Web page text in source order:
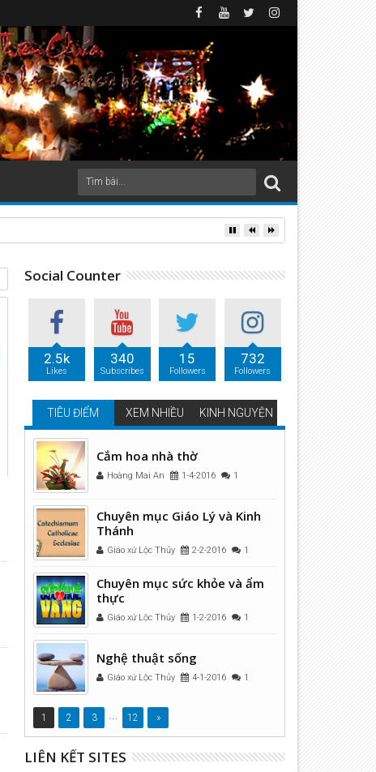
Social Counter
2.5k
Likes
340
Subscribes
15
Followers
732
Followers
TIÊU ĐIỂM XEM NHIỀU KINH NGUYỆN
Cắm hoa nhà thờ
Hoàng Mai An 1-4-2016 1
Chuyên mục Giáo Lý và Kinh
Thánh
Giáo xứ Lộc Thủy 2-2-2016 1
Chuyên mục sức khỏe và ẩm
thực
Giáo xứ Lộc Thủy 1-2-2016 1
Nghệ thuật sống
Giáo xứ Lộc Thủy 4-1-2016 1
1 2 3 ... 12 »
LIÊN KẾT SITES